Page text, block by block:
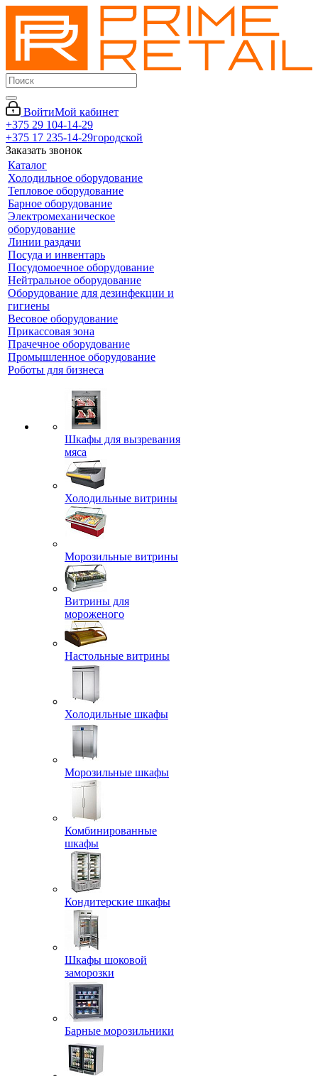
ВойтиМой кабинет
+375 29 104-14-29
+375 17 235-14-29городской
Заказать звонок
Каталог
Холодильное оборудование
Тепловое оборудование
Барное оборудование
Электромеханическое
оборудование
Линии раздачи
Посуда и инвентарь
Посудомоечное оборудование
Нейтральное оборудование
Оборудование для дезинфекции и
гигиены
Весовое оборудование
Прикассовая зона
Прачечное оборудование
Промышленное оборудование
Роботы для бизнеса
Шкафы для вызревания
мяса
Холодильные витрины
Морозильные витрины
Витрины для
мороженого
Настольные витрины
Холодильные шкафы
Морозильные шкафы
Комбинированные
шкафы
Кондитерские шкафы
Шкафы шоковой
заморозки
Барные морозильники